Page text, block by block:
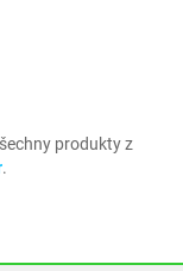
produkty z
.